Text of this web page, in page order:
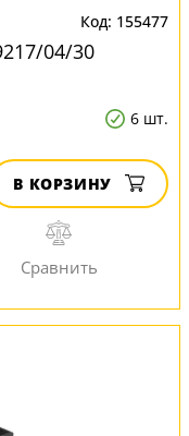
155477
04/30
6 шт.
В КОРЗИНУ